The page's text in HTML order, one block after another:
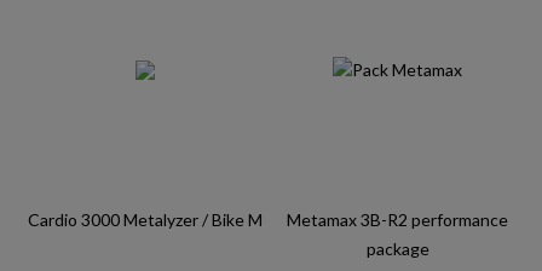
Cardio 3000 Metalyzer / Bike M
Metamax 3B-R2 performance
package